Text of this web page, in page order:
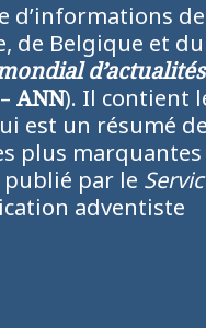
d’informations de
de Belgique et du
d’actualités
ANN). Il contient
est un résumé
plus
publié par le
adventiste